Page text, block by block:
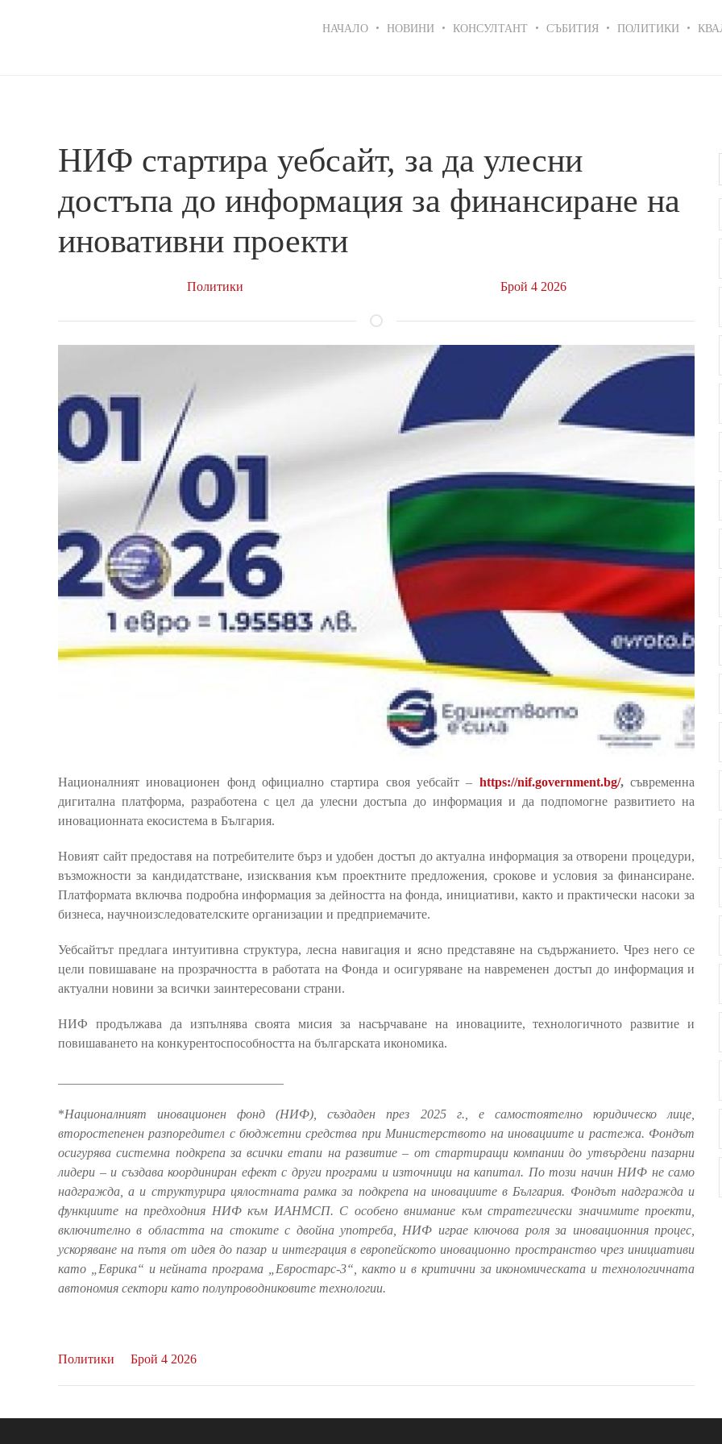
navigation
НАЧАЛО НОВИНИ КОНСУЛТАНТ СЪБИТИЯ ПОЛИТИКИ
НИФ стартира уебсайт, за да улесни
достъпа до информация за финансиране на
иновативни проекти
Политики Брой 4 2026
Националният иновационен фонд официално стартира своя уебсайт – https://nif.government.bg/,съвременна
дигитална платформа, разработена с цел да улесни достъпа до информация и да подпомогне развитието на
иновационната екосистема в България.
Новият сайт предоставя на потребителите бърз и удобен достъп до актуална информация за отворени процедури,
възможности за кандидатстване, изисквания към проектните предложения, срокове и условия за финансиране.
Платформата включва подробна информация за дейността на фонда, инициативи, както и практически насоки за
бизнеса, научноизследователските организации и предприемачите.
Уебсайтът предлага интуитивна структура, лесна навигация и ясно представяне на съдържанието. Чрез него се
цели повишаване на прозрачността в работата на Фонда и осигуряване на навременен достъп до информация и
актуални новини за всички заинтересовани страни.
НИФ продължава да изпълнява своята мисия за насърчаване на иновациите, технологичното развитие и
повишаването на конкурентоспособността на българската икономика.
*Националният иновационен фонд (НИФ), създаден през 2025 г., е самостоятелно юридическо лице,
второстепенен разпоредител с бюджетни средства при Министерството на иновациите и растежа. Фондът
осигурява системна подкрепа за всички етапи на развитие – от стартиращи компании до утвърдени пазарни
лидери – и създава координиран ефект с други програми и източници на капитал. По този начин НИФ не само
надгражда, а и структурира цялостната рамка за подкрепа на иновациите в България. Фондът надгражда и
функциите на предходния НИФ към ИАНМСП. С особено внимание към стратегически значимите проекти,
включително в областта на стоките с двойна употреба, НИФ играе ключова роля за иновационния процес,
ускоряване на пътя от идея до пазар и интеграция в европейското иновационно пространство чрез инициативи
като „Еврика“ и нейната програма „Евростарс-3“, както и в критични за икономическата и технологичната
автономия сектори като полупроводниковите технологии.
Политики Брой 4 2026